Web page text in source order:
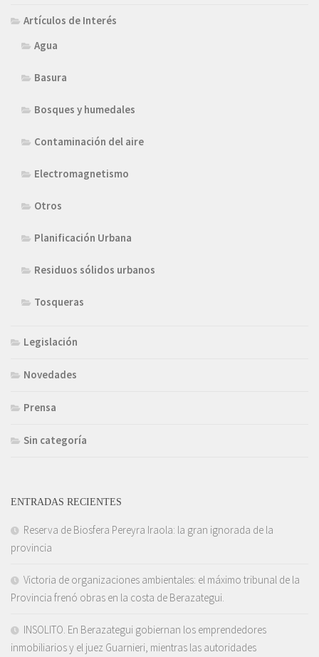
Artículos de Interés
Agua
Basura
Bosques y humedales
Contaminación del aire
Electromagnetismo
Otros
Planificación Urbana
Residuos sólidos urbanos
Tosqueras
Legislación
Novedades
Prensa
Sin categoría
ENTRADAS RECIENTES
Reserva de Biosfera Pereyra Iraola: la gran ignorada de la
provincia
Victoria de organizaciones ambientales: el máximo tribunal de la
Provincia frenó obras en la costa de Berazategui.
INSOLITO. En Berazategui gobiernan los emprendedores
inmobiliarios y el juez Guarnieri, mientras las autoridades